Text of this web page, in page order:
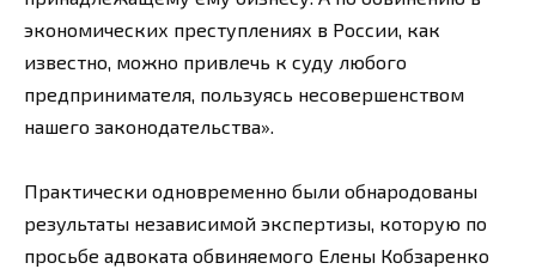
экономических преступлениях в России, как
известно, можно привлечь к суду любого
предпринимателя, пользуясь несовершенством
нашего законодательства».
Практически одновременно были обнародованы
результаты независимой экспертизы, которую по
просьбе адвоката обвиняемого Елены Кобзаренко